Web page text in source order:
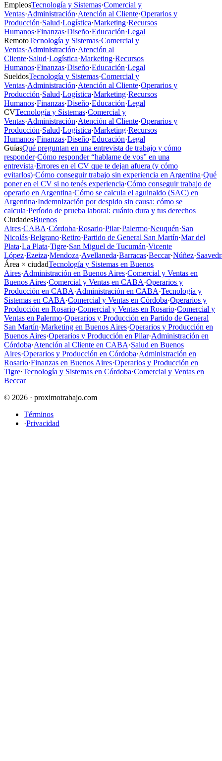
EmpleosTecnología y Sistemas·Comercial y
Ventas·Administración·Atención al Cliente·Operarios y
Producción·Salud·Logística·Marketing·Recursos
Humanos·Finanzas·Diseño·Educación·Legal
RemotoTecnología y Sistemas·Comercial y
Ventas·Administración·Atención al
Cliente·Salud·Logística·Marketing·Recursos
Humanos·Finanzas·Diseño·Educación·Legal
SueldosTecnología y Sistemas·Comercial y
Ventas·Administración·Atención al Cliente·Operarios y
Producción·Salud·Logística·Marketing·Recursos
Humanos·Finanzas·Diseño·Educación·Legal
CVTecnología y Sistemas·Comercial y
Ventas·Administración·Atención al Cliente·Operarios y
Producción·Salud·Logística·Marketing·Recursos
Humanos·Finanzas·Diseño·Educación·Legal
GuíasQué preguntan en una entrevista de trabajo y cómo
responder·Cómo responder “hablame de vos” en una
entrevista·Errores en el CV que te dejan afuera (y cómo
evitarlos)·Cómo conseguir trabajo sin experiencia en Argentina·Qué
poner en el CV si no tenés experiencia·Cómo conseguir trabajo de
operario en Argentina·Cómo se calcula el aguinaldo (SAC) en
Argentina·Indemnización por despido sin causa: cómo se
calcula·Período de prueba laboral: cuánto dura y tus derechos
CiudadesBuenos
Aires·CABA·Córdoba·Rosario·Pilar·Palermo·Neuquén·San
Nicolás·Belgrano·Retiro·Partido de General San Martín·Mar del
Plata·La Plata·Tigre·San Miguel de Tucumán·Vicente
López·Ezeiza·Mendoza·Avellaneda·Barracas·Beccar·Núñez·
Área × ciudadTecnología y Sistemas en Buenos
Aires·Administración en Buenos Aires·Comercial y Ventas en
Buenos Aires·Comercial y Ventas en CABA·Operarios y
Producción en CABA·Administración en CABA·Tecnología y
Sistemas en CABA·Comercial y Ventas en Córdoba·Operarios y
Producción en Rosario·Comercial y Ventas en Rosario·Comercial y
Ventas en Palermo·Operarios y Producción en Partido de General
San Martín·Marketing en Buenos Aires·Operarios y Producción en
Buenos Aires·Operarios y Producción en Pilar·Administración en
Córdoba·Atención al Cliente en CABA·Salud en Buenos
Aires·Operarios y Producción en Córdoba·Administración en
Rosario·Finanzas en Buenos Aires·Operarios y Producción en
Tigre·Tecnología y Sistemas en Córdoba·Comercial y Ventas en
Beccar
© 2026 · proximotrabajo.com
Términos
·Privacidad